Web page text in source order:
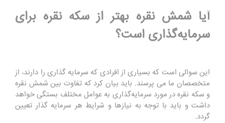
آیا شمش نقره بهتر از سکه نقره برای
سرمایه‌گذاری است؟
این سوالی است که بسیاری از افرادی که سرمایه گذاری را دارند، از
متخصصان ما می پرسند. باید بیان کرد که تفاوت بین شمش نقره
و سکه نقره در مورد سرمایه‌گذاری به عوامل مختلف بستگی خواهد
داشت و باید با توجه به نیازها و شرایط هر سرمایه گذار تعیین
گردد.